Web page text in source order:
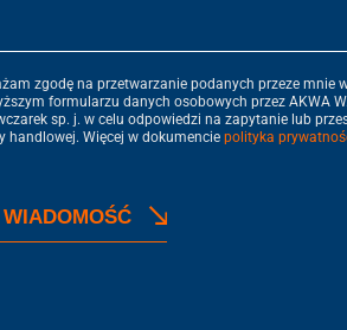
zgodę na przetwarzanie podanych przeze mnie
formularzu danych osobowych przez AKWA
sp. j. w celu odpowiedzi na zapytanie lub
oferty handlowej. Więcej w dokumencie polityka